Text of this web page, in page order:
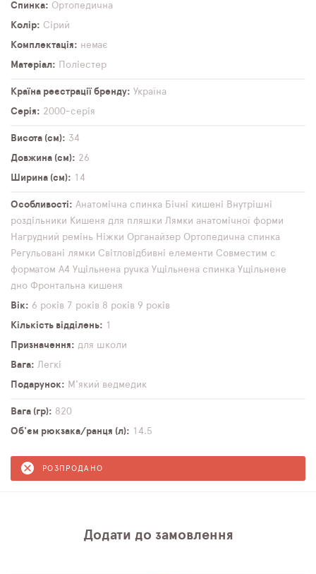
Спинка
Ортопедична
Колір
Сірий
Комплектація
немає
Матеріал
Поліестер
Країна реєстрації бренду
Україна
Серія
2000-серія
Висота (см)
34
Довжина (см)
26
Ширина (см)
14
Особливості Анатомічна спинка Бічні кишені Внутрішні
роздільники Кишеня для пляшки Лямки анатомічної форми
Нагрудний ремінь Ніжки Органайзер Ортопедична спинка
Регульовані лямки Світловідбивні елементи Совместим с
форматом А4 Ущільнена ручка Ущільнена спинка Ущільнене
дно Фронтальна кишеня
Вік
6 років 7 років 8 років 9 років
Кількість відділень
1
Призначення
для школи
Вага
Легкі
Подарунок
М'який ведмедик
Вага (гр)
820
Об'єм рюкзака/ранця (л)
14,5
РОЗПРОДАНО
Додати до замовлення